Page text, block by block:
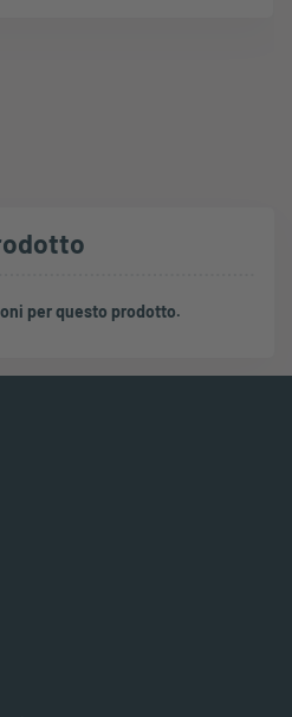
per questo prodotto.